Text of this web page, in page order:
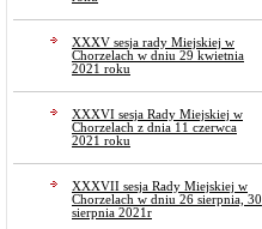
XXXV sesja rady Miejskiej w
Chorzelach w dniu 29 kwietnia
2021 roku
XXXVI sesja Rady Miejskiej w
Chorzelach z dnia 11 czerwca
2021 roku
XXXVII sesja Rady Miejskiej w
Chorzelach w dniu 26 sierpnia, 30
sierpnia 2021r